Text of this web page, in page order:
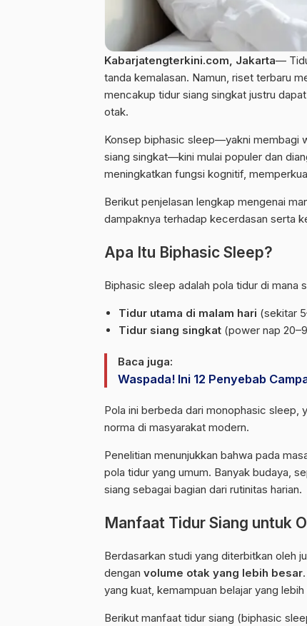
Kabarjatengterkini.com, Jakarta—
tanda kemalasan. Namun, riset terbaru
mencakup tidur siang singkat justru
otak.
Konsep biphasic sleep—yakni membagi
siang singkat—kini mulai populer dan
meningkatkan fungsi kognitif,
Berikut penjelasan lengkap mengenai
dampaknya terhadap kecerdasan serta
Apa Itu Biphasic Sleep?
Biphasic sleep adalah pola tidur di mana
Tidur utama di malam hari (sekitar
Tidur siang singkat (power nap
Baca juga:
Waspada! Ini 12 Penyebab
Pola ini berbeda dari monophasic sleep,
norma di masyarakat modern.
Penelitian menunjukkan bahwa pada
pola tidur yang umum. Banyak budaya,
siang sebagai bagian dari rutinitas harian.
Manfaat Tidur Siang untuk
Berdasarkan studi yang diterbitkan oleh
dengan volume otak yang lebih besar
yang kuat, kemampuan belajar yang
Berikut manfaat tidur siang (biphasic